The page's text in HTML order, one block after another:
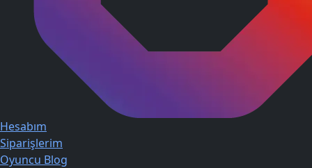
Hesabım
Siparişlerim
Oyuncu Blog